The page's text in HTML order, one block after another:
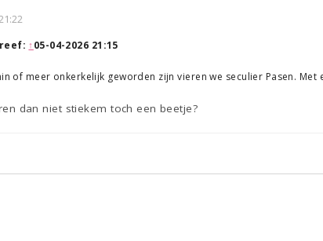
↑05-04-2026 21:15
of meer onkerkelijk geworden zijn vieren we seculier Pasen.
dan niet stiekem toch een beetje?